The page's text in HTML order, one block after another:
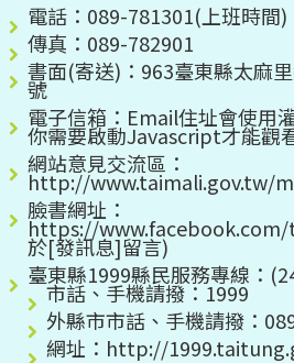
電話：089-781301(上班時間)
傳真：089-782901
書面(寄送)：963臺東縣太麻
號
電子信箱： Email住址會使用
你需要啟動Javascript才能觀
網站意見交流區：
http://www.taimali.gov.tw/
臉書網址：
https://
於[發訊息]留言)
臺東縣1999縣民服務專線：
市話、手機請撥：1999
外縣市市話、手機請撥：
網址：http://